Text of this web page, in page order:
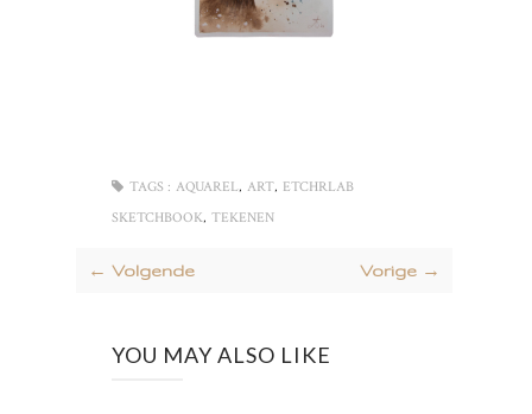
TAGS : AQUAREL, ART, ETCHRLAB
SKETCHBOOK, TEKENEN
← Volgende Vorige →
YOU MAY ALSO LIKE